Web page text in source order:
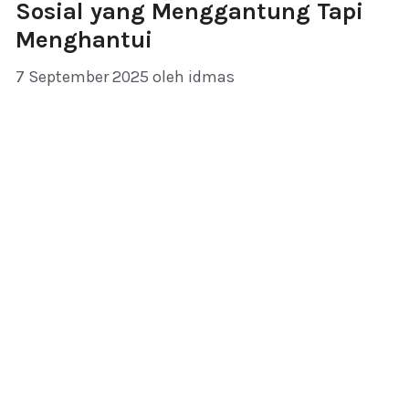
Sosial yang Menggantung Tapi
Menghantui
7 September 2025 oleh idmas